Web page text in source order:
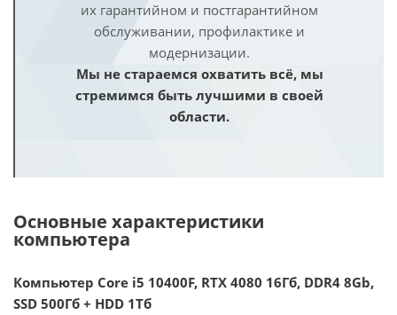
их гарантийном и постгарантийном
обслуживании, профилактике и
модернизации.
Мы не стараемся охватить всё, мы
стремимся быть лучшими в своей
области.
Основные характеристики
компьютера
Компьютер Core i5 10400F, RTX 4080 16Гб, DDR4 8Gb,
SSD 500Гб + HDD 1Тб